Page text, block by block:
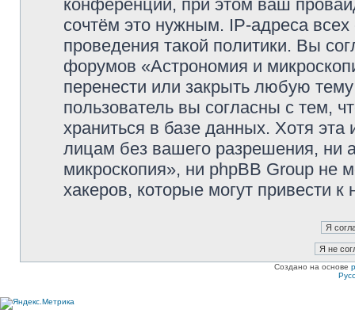
конференции, при этом ваш
сочтём это нужным. IP-адреса
проведения такой политики. Вы
форумов «Астрономия и
перенести или закрыть любую
пользователь вы согласны с тем,
храниться в базе данных. Хотя
лицам без вашего разрешения, ни
микроскопия», ни phpBB Group не
хакеров, которые могут привести
Создано на основе